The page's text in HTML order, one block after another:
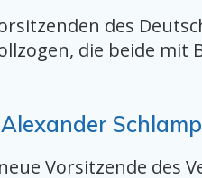
des
die beide mit
Schlamp
Vorsitzende des